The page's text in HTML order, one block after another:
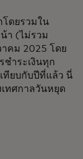
ดยรวมใน
า (ไม่รวม
คม 2025 โดย
ชำระเงินทุก
ทียบกับปีที่แล้ว นี่
ทศกาลวันหยุด